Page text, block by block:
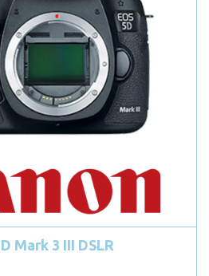
Mark 3 III DSLR